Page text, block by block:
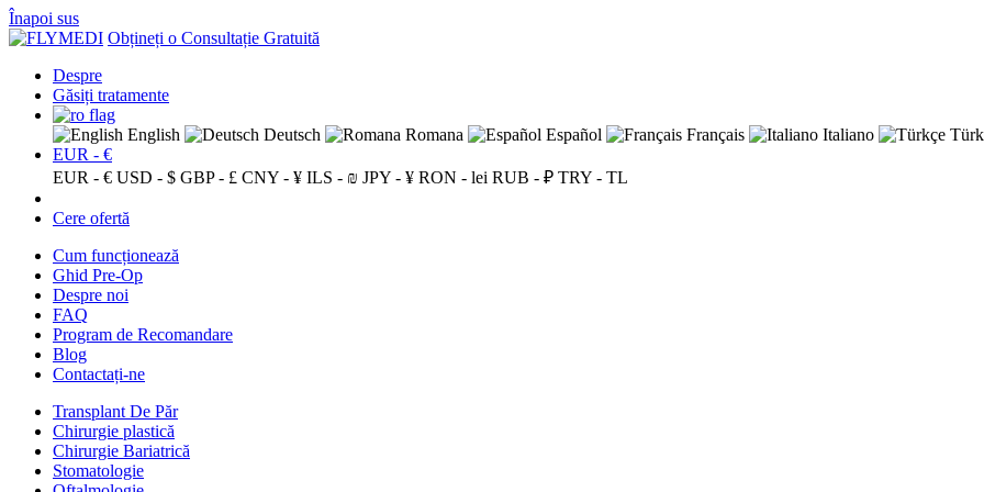
Înapoi sus
Obțineți o Consultație Gratuită
Despre
Găsiți tratamente
English Deutsch Romana Español Français Italiano
EUR - €
EUR - € USD - $ GBP - £ CNY - ¥ ILS - ₪ JPY - ¥ RON - lei RUB - ₽ TRY - TL
Cere ofertă
Cum funcționează
Ghid Pre-Op
Despre noi
FAQ
Program de Recomandare
Blog
Contactați-ne
Transplant De Păr
Chirurgie plastică
Chirurgie Bariatrică
Stomatologie